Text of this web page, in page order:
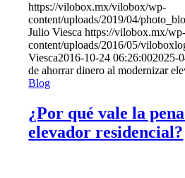
https://vilobox.mx/vilobox/wp-
content/uploads/2019/04/
Julio Viesca https://vilobox.mx/wp-
content/uploads/2016/05/
Viesca2016-10-24 06:26:002025-
de ahorrar dinero al modernizar
Blog
¿Por qué vale la
elevador residencial?